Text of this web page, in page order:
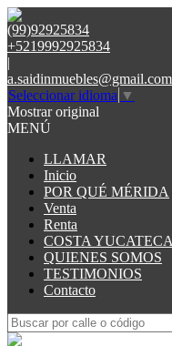
(99)92925834
+5219992925834
|
a.saidinmuebles@gmail.com
Seleccionar idioma ▼
Mostrar original
MENÚ
LLAMAR
Inicio
POR QUÉ MÉRIDA
Venta
Renta
COSTA YUCATECA
QUIENES SOMOS
TESTIMONIOS
Contacto